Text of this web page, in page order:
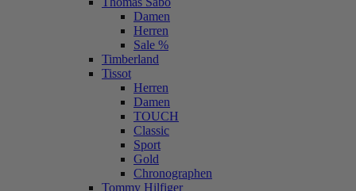
Damen
Herren
Sale %
Timberland
Tissot
Herren
Damen
TOUCH
Classic
Sport
Gold
Chronographen
Tommy Hilfiger